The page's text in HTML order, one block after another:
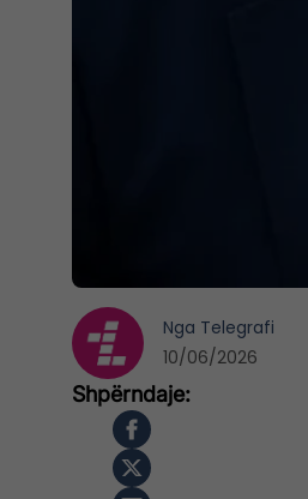
Nga Telegrafi
10/06/2026